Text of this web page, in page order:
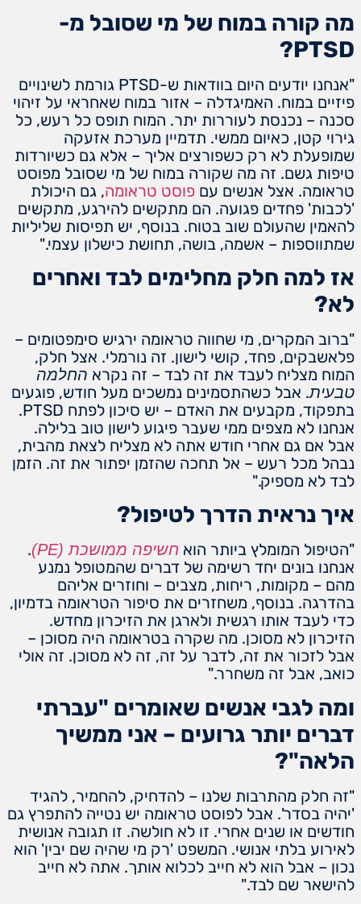
מה קורה במוח של מי שסובל מ-
PTSD?
"אנחנו יודעים היום בוודאות ש-PTSD גורמת לשינויים
פיזיים במוח. האמיגדלה – אזור במוח שאחראי על זיהוי
סכנה – נכנסת לעוררות יתר. המוח תופס כל רעש, כל
גירוי קטן, כאיום ממשי. תדמיין מערכת אזעקה
שמופעלת לא רק כשפורצים אליך – אלא גם כשיורדות
טיפות גשם. זה מה שקורה במוח של מי שסובל מפוסט
טראומה. אצל אנשים עם פוסט טראומה, גם היכולת
'לכבות' פחדים פגועה. הם מתקשים להירגע, מתקשים
להאמין שהעולם שוב בטוח. בנוסף, יש תפיסות שליליות
שמתווספות – אשמה, בושה, תחושת כישלון עצמי."
אז למה חלק מחלימים לבד ואחרים
לא?
"ברוב המקרים, מי שחווה טראומה ירגיש סימפטומים –
פלאשבקים, פחד, קושי לישון. זה נורמלי. אצל חלק,
המוח מצליח לעבד את זה לבד – זה נקרא החלמה
טבעית. אבל כשהתסמינים נמשכים מעל חודש, פוגעים
בתפקוד, מקבעים את האדם – יש סיכון לפתח PTSD.
אנחנו לא מצפים ממי שעבר פיגוע לישון טוב בלילה.
אבל אם גם אחרי חודש אתה לא מצליח לצאת מהבית,
נבהל מכל רעש – אל תחכה שהזמן יפתור את זה. הזמן
לבד לא מספיק."
איך נראית הדרך לטיפול?
"הטיפול המומלץ ביותר הוא חשיפה ממושכת (PE)
.
אנחנו בונים יחד רשימה של דברים שהמטופל נמנע
מהם – מקומות, ריחות, מצבים – וחוזרים אליהם
בהדרגה. בנוסף, משחזרים את סיפור הטראומה בדמיון,
כדי לעבד אותו רגשית ולארגן את הזיכרון מחדש.
הזיכרון לא מסוכן. מה שקרה בטראומה היה מסוכן –
אבל לזכור את זה, לדבר על זה, זה לא מסוכן. זה אולי
כואב, אבל זה משחרר."
ומה לגבי אנשים שאומרים "עברתי
דברים יותר גרועים – אני ממשיך
הלאה"?
"זה חלק מהתרבות שלנו – להדחיק, להחמיר, להגיד
'יהיה בסדר'. אבל לפוסט טראומה יש נטייה להתפרץ גם
חודשים או שנים אחרי. זו לא חולשה. זו תגובה אנושית
לאירוע בלתי אנושי. המשפט 'רק מי שהיה שם יבין' הוא
נכון – אבל הוא לא חייב לכלוא אותך. אתה לא חייב
להישאר שם לבד."